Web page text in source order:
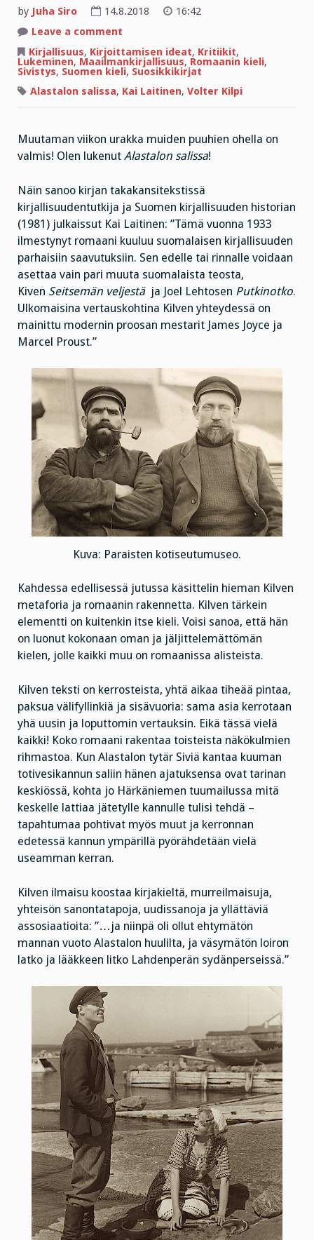
by Juha Siro 14.8.2018
16:42
Leave a comment
loiron
latko
ja
lääkkeen
litko
Lahdeperän
Kirjallisuus, Kirjoittamisen ideat, Kritiikit,
Lukeminen, Maailmankirjallisuus, Romaanin kieli,
Sivistys, Suomen kieli, Suosikkikirjat
Alastalon salissa, Kai Laitinen, Volter Kilpi
Muutaman viikon urakka muiden puuhien ohella on
valmis! Olen lukenut Alastalon salissa!
Näin sanoo kirjan takakansitekstissä
kirjallisuudentutkija ja Suomen kirjallisuuden historian
(1981) julkaissut Kai Laitinen: ”Tämä vuonna 1933
ilmestynyt romaani kuuluu suomalaisen kirjallisuuden
parhaisiin saavutuksiin. Sen edelle tai rinnalle voidaan
asettaa vain pari muuta suomalaista teosta,
Kiven Seitsemän veljestä ja Joel Lehtosen Putkinotko.
Ulkomaisina vertauskohtina Kilven yhteydessä on
mainittu modernin proosan mestarit James Joyce ja
Marcel Proust.”
Kuva: Paraisten kotiseutumuseo.
Kahdessa edellisessä jutussa käsittelin hieman Kilven
metaforia ja romaanin rakennetta. Kilven tärkein
elementti on kuitenkin itse kieli. Voisi sanoa, että hän
on luonut kokonaan oman ja jäljittelemättömän
kielen, jolle kaikki muu on romaanissa alisteista.
Kilven teksti on kerrosteista, yhtä aikaa tiheää pintaa,
paksua välifyllinkiä ja sisävuoria: sama asia kerrotaan
yhä uusin ja loputtomin vertauksin. Eikä tässä vielä
kaikki! Koko romaani rakentaa toisteista näkökulmien
rihmastoa. Kun Alastalon tytär Siviä kantaa kuuman
totivesikannun saliin hänen ajatuksensa ovat tarinan
keskiössä, kohta jo Härkäniemen tuumailussa mitä
keskelle lattiaa jätetylle kannulle tulisi tehdä –
tapahtumaa pohtivat myös muut ja kerronnan
edetessä kannun ympärillä pyörähdetään vielä
useamman kerran.
Kilven ilmaisu koostaa kirjakieltä, murreilmaisuja,
yhteisön sanontatapoja, uudissanoja ja yllättäviä
assosiaatioita: ”…ja niinpä oli ollut ehtymätön
mannan vuoto Alastalon huulilta, ja väsymätön loiron
latko ja lääkkeen litko Lahdenperän sydänperseissä.”